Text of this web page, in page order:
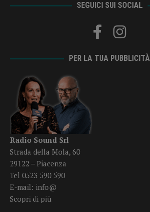
SEGUICI SUI SOCIAL
PER LA TUA PUBBLICITÀ
Radio Sound Srl
Strada della Mola, 60
29122 – Piacenza
Tel 0523 590 590
E-mail: info@
Scopri di più